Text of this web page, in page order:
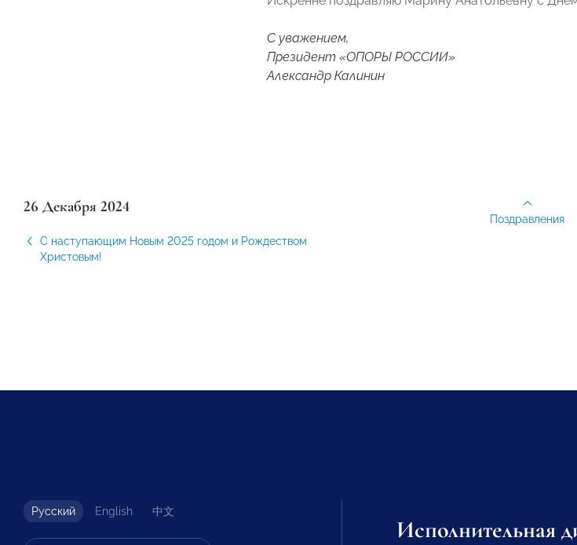
С уважением,
Президент «ОПОРЫ РОССИИ»
Александр Калинин
26 Декабря 2024
С наступающим Новым 2025 годом и Рождеством
Христовым!
Поздравления
Русский English 中文
Исполнительная